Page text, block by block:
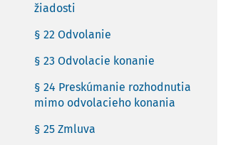
žiadosti
§ 22 Odvolanie
§ 23 Odvolacie konanie
§ 24 Preskúmanie rozhodnutia
mimo odvolacieho konania
§ 25 Zmluva